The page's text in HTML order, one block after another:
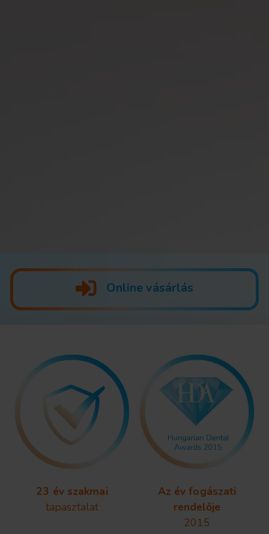
Online vásárlás
23 év szakmai
tapasztalat
Az év fogászati
rendelője
2015